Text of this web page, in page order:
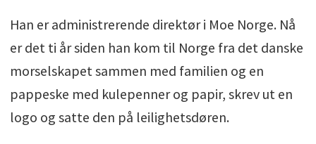
Han er administrerende direktør i Moe Norge. Nå
er det ti år siden han kom til Norge fra det danske
morselskapet sammen med familien og en
pappeske med kulepenner og papir, skrev ut en
logo og satte den på leilighetsdøren.